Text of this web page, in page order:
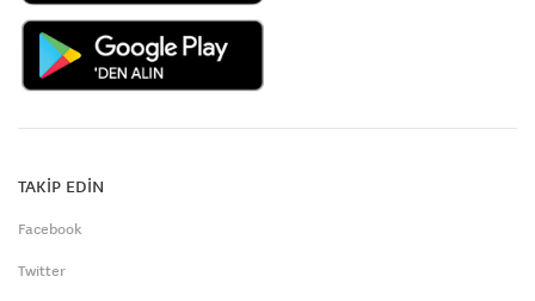
TAKİP EDİN
Facebook
Twitter